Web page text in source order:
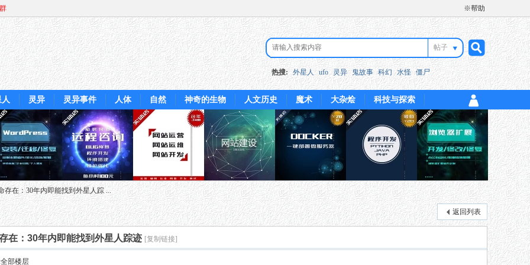
※帮助
帖子
搜
索
热搜: 外星人 ufo 灵异 鬼故事 科幻 水怪 僵尸
灵异 灵异事件 人体 自然 神奇的生物 人文历史 魔术 大杂烩 科技与探索
存在：30年内即能找到外星人踪 ...
返回列表
在：30年内即能找到外星人踪迹 [复制链接]
部楼层